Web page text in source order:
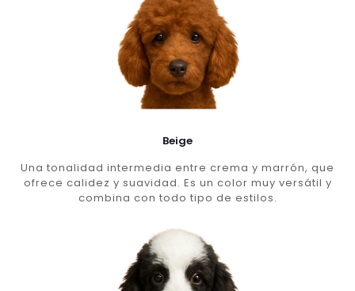
Beige
Una tonalidad intermedia entre crema y marrón, que
ofrece calidez y suavidad. Es un color muy versátil y
combina con todo tipo de estilos.